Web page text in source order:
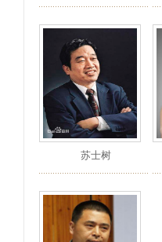
苏士树